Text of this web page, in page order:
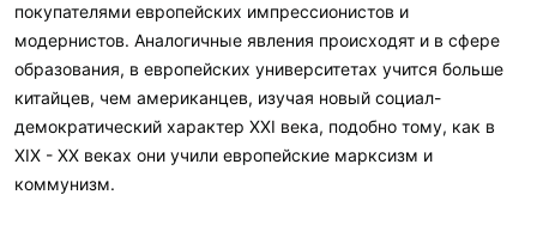
покупателями европейских импрессионистов и
модернистов. Аналогичные явления происходят и в сфере
образования, в европейских университетах учится больше
китайцев, чем американцев, изучая новый социал-
демократический характер XXI века, подобно тому, как в
XIX - XX веках они учили европейские марксизм и
коммунизм.